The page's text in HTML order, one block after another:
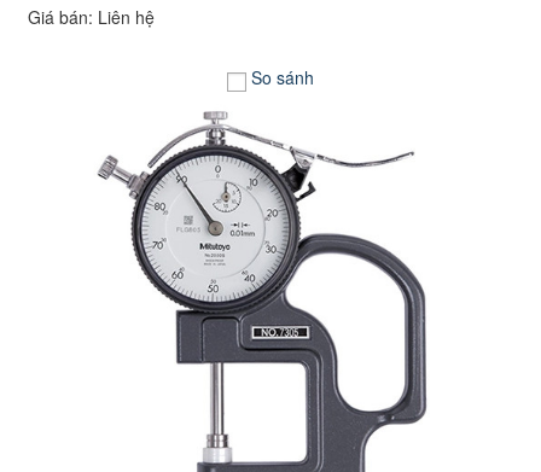
Giá bán: Liên hệ
So sánh